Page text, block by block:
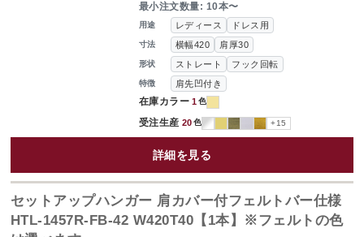
用途 レディース ドレス用
寸法 横幅420 肩厚30
形状 ストレート フック回転
特徴 肩先凹付き
在庫カラー 1色
受注生産 20色 +15
最小注文数量: 10本〜
詳細を見る
セットアップハンガー 肩カバー付フェルトバー仕様
HTL-1457R-FB-42 W420T40【1本】※フェルトの色